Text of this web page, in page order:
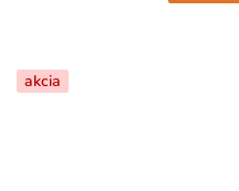
akcia